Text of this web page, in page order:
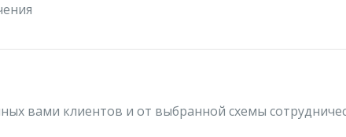
вами клиентов и от выбранной схемы